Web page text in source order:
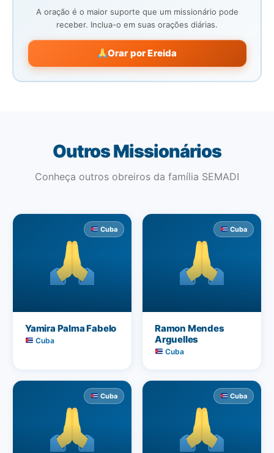
A oração é o maior suporte que um missionário pode
receber. Inclua-o em suas orações diárias.
Orar por Ereida
Outros Missionários
Conheça outros obreiros da família SEMADI
Cuba
Yamira Palma Fabelo
Cuba
Cuba
Ramon Mendes
Arguelles
Cuba
Cuba Cuba